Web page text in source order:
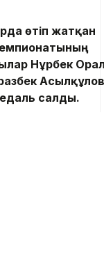
өтіп жатқан
Нұрбек
Асылқұлов
салды.